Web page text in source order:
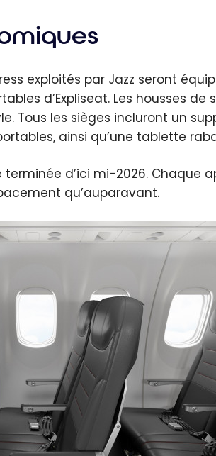
exploités par Jazz seront
d’Expliseat. Les housses de
Tous les sièges incluront un
ainsi qu’une tablette
d’ici mi-2026. Chaque
qu’auparavant.